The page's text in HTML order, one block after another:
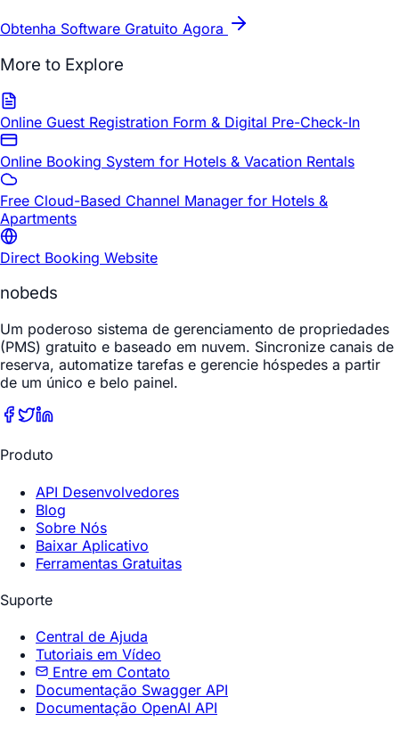
Obtenha Software Gratuito Agora
More to Explore
Online Guest Registration Form & Digital Pre-Check-In
Online Booking System for Hotels & Vacation Rentals
Free Cloud-Based Channel Manager for Hotels &
Apartments
Direct Booking Website
nobeds
Um poderoso sistema de gerenciamento de propriedades
(PMS) gratuito e baseado em nuvem. Sincronize canais de
reserva, automatize tarefas e gerencie hóspedes a partir
de um único e belo painel.
Produto
API Desenvolvedores
Blog
Sobre Nós
Baixar Aplicativo
Ferramentas Gratuitas
Suporte
Central de Ajuda
Tutoriais em Vídeo
Entre em Contato
Documentação Swagger API
Documentação OpenAI API